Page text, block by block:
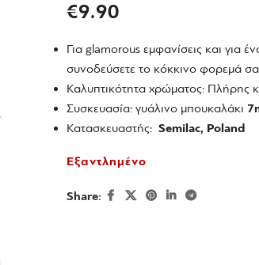
€9.90
Για glamorous εμφανίσεις και για
συνοδεύσετε το κόκκινο φορεμά
Καλυπτικότητα χρώματος: Πλήρης
Συσκευασία: γυάλινο μπουκαλάκι
Κατασκευαστής:Semilac, Poland
Εξαντλημένο
Share: